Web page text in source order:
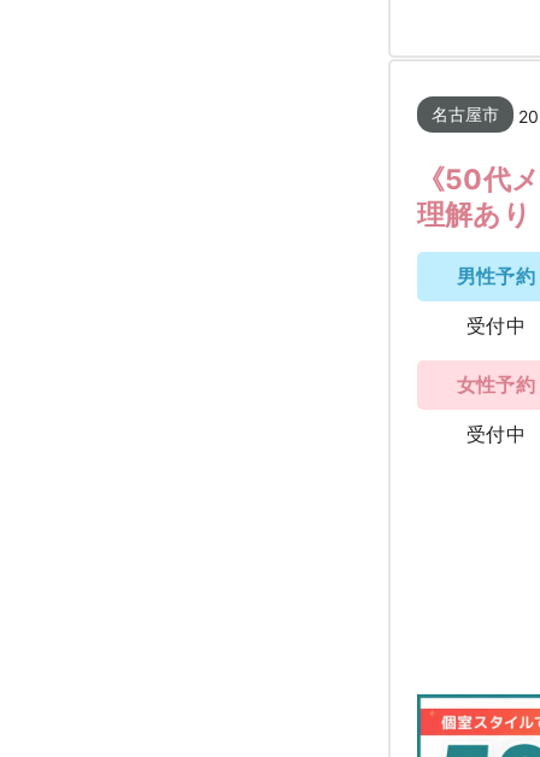
名古屋市
《50代
理解あり
男性予約
受付中
女性予約
受付中